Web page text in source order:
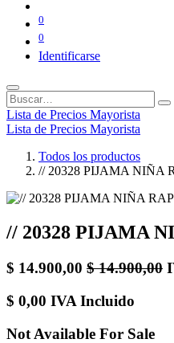
0
0
Identificarse
Lista de Precios Mayorista
Lista de Precios Mayorista
Todos los productos
// 20328 PIJAMA NIÑA
// 20328 PIJAMA
$ 14.900,00 $14.900,00
$ 0,00 IVA Incluido
Not Available For Sale